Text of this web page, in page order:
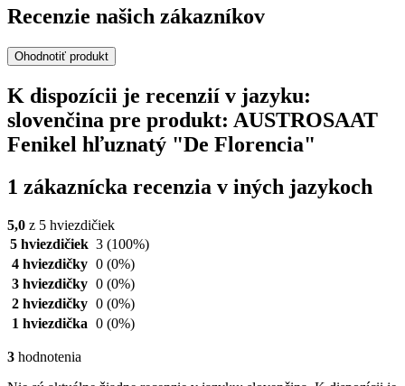
Recenzie našich zákazníkov
Ohodnotiť produkt
K dispozícii je recenzií v jazyku:
slovenčina pre produkt: AUSTROSAAT
Fenikel hľuznatý "De Florencia"
1 zákaznícka recenzia v iných jazykoch
5,0 z 5 hviezdičiek
5 hviezdičiek 3 (100%)
4 hviezdičky 0 (0%)
3 hviezdičky 0 (0%)
2 hviezdičky 0 (0%)
1 hviezdička 0 (0%)
3 hodnotenia